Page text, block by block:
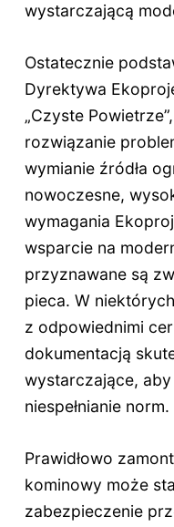
wystarczającą
Ostatecznie
Dyrektywa
„Czyste
rozwiązanie
wymianie źródła
nowoczesne,
wymagania
wsparcie na
przyznawane są
pieca. W
z odpowiednimi
dokumentacją
wystarczające,
niespełnianie norm.
Prawidłowo
kominowy może
zabezpieczenie